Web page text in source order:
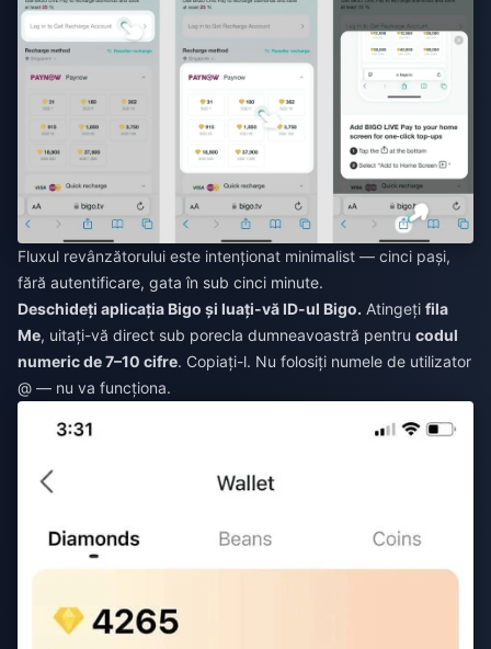
Fluxul revânzătorului este intenționat minimalist — cinci pași,
fără autentificare, gata în sub cinci minute.
Deschideți aplicația Bigo și luați-vă ID-ul Bigo. Atingeți fila
Me, uitați-vă direct sub porecla dumneavoastră pentru codul
numeric de 7–10 cifre. Copiați-l. Nu folosiți numele de utilizator
@ — nu va funcționa.